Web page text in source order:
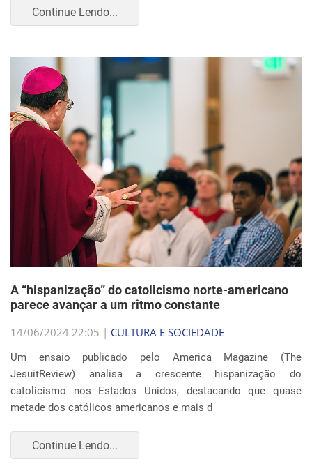
Continue Lendo...
A “hispanização” do catolicismo norte-americano
parece avançar a um ritmo constante
14/06/2024 22:05 | CULTURA E SOCIEDADE
Um ensaio publicado pelo America Magazine (The
JesuitReview) analisa a crescente hispanização do
catolicismo nos Estados Unidos, destacando que quase
metade dos católicos americanos e mais d
Continue Lendo...